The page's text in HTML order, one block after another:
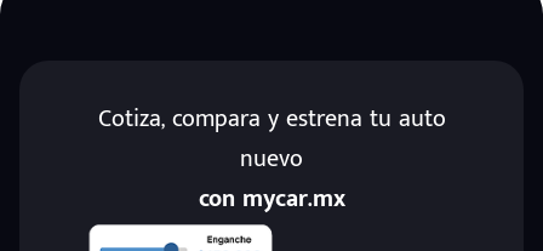
Cotiza, compara y estrena tu auto
nuevo
con mycar.mx